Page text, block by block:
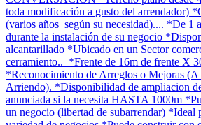
toda modificación a gusto del arrendador)
(varios años según su necesidad).... *De 1
durante la instalación de su negocio
alcantarillado *Ubicado en un Sector
cerramiento.. *Frente de 16m de frente X
*Reconocimiento de Arreglos o Mejoras (A
Arriendo). *Disponibilidad de ampliacion
anunciada si la necesita HASTA 1000m
un negocio (libertad de subarrendar) *Ideal